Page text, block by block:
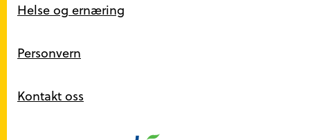
Helse og ernæring
Personvern
Kontakt oss